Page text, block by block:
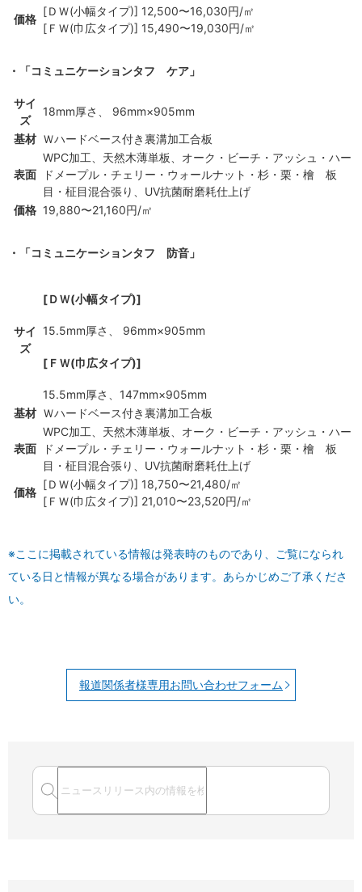
価格
[ＤＷ(小幅タイプ)] 12,500〜16,030円/㎡
[ＦＷ(巾広タイプ)] 15,490〜19,030円/㎡
・「コミュニケーションタフ ケア」
サイ
ズ
18mm厚さ、 96mm×905mm
基材 Ｗハードベース付き裏溝加工合板
表面
WPC加工、天然木薄単板、オーク・ビーチ・アッシュ・ハー
ドメープル・チェリー・ウォールナット・杉・栗・檜 板
目・柾目混合張り、UV抗菌耐磨耗仕上げ
価格 19,880〜21,160円/㎡
・「コミュニケーションタフ 防音」
サイ
ズ
[ＤＷ(小幅タイプ)]
15.5mm厚さ、 96mm×905mm
[ＦＷ(巾広タイプ)]
15.5mm厚さ、147mm×905mm
基材 Ｗハードベース付き裏溝加工合板
表面
WPC加工、天然木薄単板、オーク・ビーチ・アッシュ・ハー
ドメープル・チェリー・ウォールナット・杉・栗・檜 板
目・柾目混合張り、UV抗菌耐磨耗仕上げ
価格
[ＤＷ(小幅タイプ)] 18,750〜21,480/㎡
[ＦＷ(巾広タイプ)] 21,010〜23,520円/㎡
※ここに掲載されている情報は発表時のものであり、ご覧になられ
ている日と情報が異なる場合があります。あらかじめご了承くださ
い。
報道関係者様専用お問い合わせフォーム